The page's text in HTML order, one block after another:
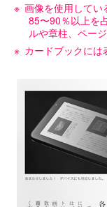
画像を使用してい
85〜90％以上を
ルや章柱、ペー
カードブックには